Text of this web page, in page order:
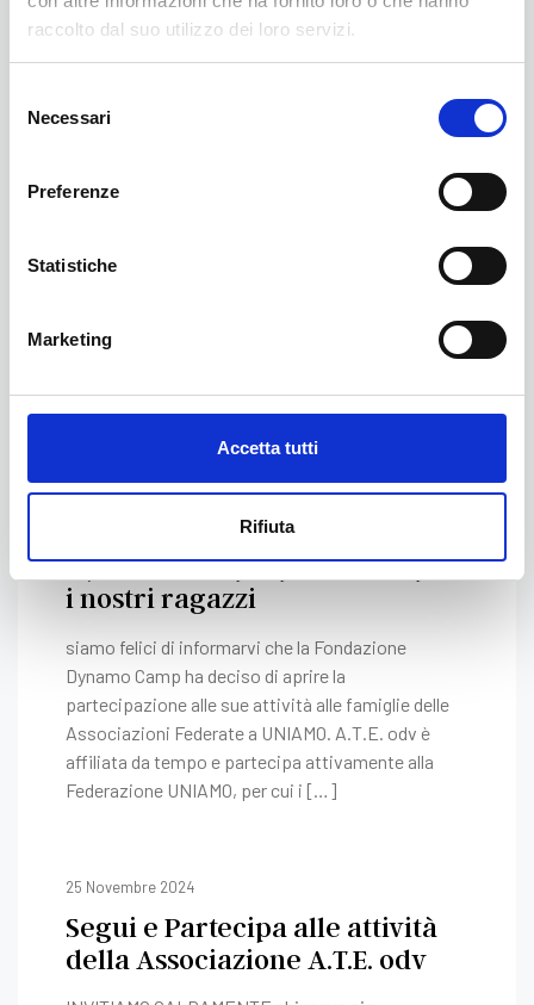
raccolto dal suo utilizzo dei loro servizi.
delNecessari
Preferenze
Statistiche
Marketing
Accetta tutti
Rifiuta
Hilton Garden Inn Florence Il programma si è
svolto, dopo una breve introduzione del presidente
uscente Marco […]
Convocazione Assemblea
Toscana Emofilici odv presso Hilton Garden Inn
convocazione il giorno 28 marzo 2024 alle ore
Dynamo Camp apre anche per
i nostri ragazzi
siamo felici di informarvi che la Fondazione
Dynamo Camp ha deciso di aprire la
partecipazione alle sue attività alle famiglie delle
Associazioni Federate a UNIAMO. A.T.E. odv è
affiliata da tempo e partecipa attivamente alla
Federazione UNIAMO, per cui i […]
25 Novembre 2024
Segui e Partecipa alle attività
della Associazione A.T.E. odv